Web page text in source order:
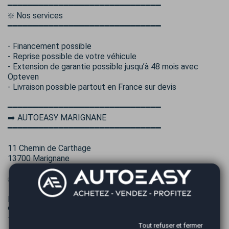
━━━━━━━━━━━━━━━━━━━━━━━━━━━━━━
❇️ Nos services
━━━━━━━━━━━━━━━━━━━━━━━━━━━━━━
- Financement possible
- Reprise possible de votre véhicule
- Extension de garantie possible jusqu’à 48 mois avec
Opteven
- Livraison possible partout en France sur devis
━━━━━━━━━━━━━━━━━━━━━━━━━━━━━━
➡️ AUTOEASY MARIGNANE
━━━━━━━━━━━━━━━━━━━━━━━━━━━━━━
11 Chemin de Carthage
13700 Marignane
✅ Horaires d’ouverture
Lundi au vendredi
9h00 – 12h00
14h00 – 18h00
Tout refuser et fermer